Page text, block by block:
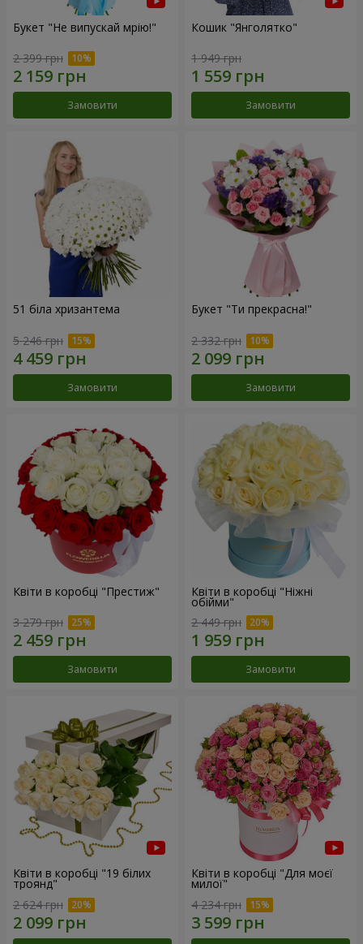
Букет "Не випускай мрію!"
2 399 грн
Замовити
Кошик "Янголятко"
1 949 грн
Замовити
51 біла хризантема
5 246 грн
Замовити
Букет "Ти прекрасна!"
2 332 грн
Замовити
Квіти в коробці "Престиж"
3 279 грн
Замовити
Квіти в коробці "Ніжні
обійми"
2 449 грн
Замовити
Квіти в коробці "19 білих
троянд"
2 624 грн
Квіти в коробці "Для моєї
милої"
4 234 грн